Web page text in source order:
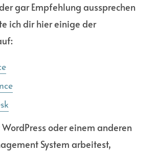
gar Empfehlung aussprechen
ich dir hier einige der
oder einem anderen
System arbeitest,